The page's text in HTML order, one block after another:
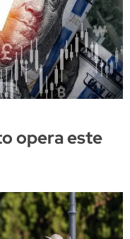
opera este